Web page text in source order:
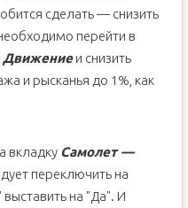
сделать — снизить
перейти в
Движениеи снизить
и рысканья до 1%, как
вкладку Самолет —
переключить на
на "Да". И